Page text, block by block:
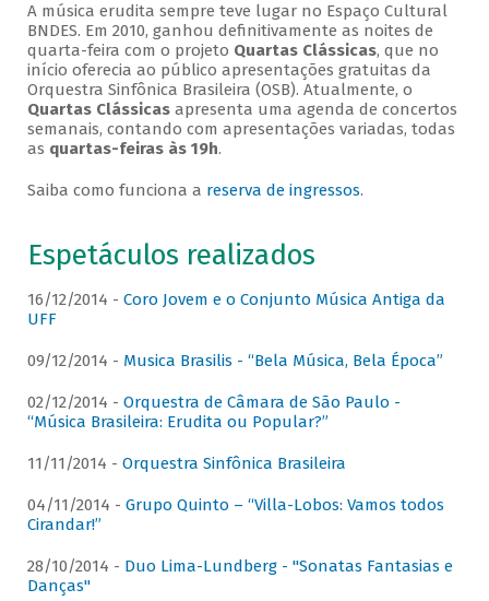
A música erudita sempre teve lugar no Espaço Cultural
BNDES. Em 2010, ganhou definitivamente as noites de
quarta-feira com o projeto Quartas Clássicas, que no
início oferecia ao público apresentações gratuitas da
Orquestra Sinfônica Brasileira (OSB). Atualmente, o
Quartas Clássicasapresenta uma agenda de concertos
semanais, contando com apresentações variadas, todas
as quartas-feiras às 19h.
Saiba como funciona a reserva de ingressos.
Espetáculos realizados
16/12/2014 - Coro Jovem e o Conjunto Música Antiga da
UFF
09/12/2014 - Musica Brasilis - “Bela Música, Bela Época”
02/12/2014 - Orquestra de Câmara de São Paulo -
“Música Brasileira: Erudita ou Popular?”
11/11/2014 - Orquestra Sinfônica Brasileira
04/11/2014 - Grupo Quinto – “Villa-Lobos: Vamos todos
Cirandar!”
28/10/2014 - Duo Lima-Lundberg - "Sonatas Fantasias e
Danças"